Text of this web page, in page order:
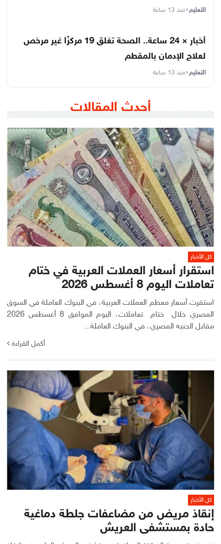
التعليم•منذ 13 ساعة
أخبار × 24 ساعة.. الصحة تغلق 19 مركزًا غير مرخص
لعلاج الإدمان بالمقطم
التعليم•منذ 13 ساعة
أحدث المقالات
كل الأخبار
استقرار أسعار العملات العربية في ختام
تعاملات اليوم 8 أغسطس 2026
استقرت أسعار معظم العملات العربية، في البنوك العاملة في السوق
المصري خلال ختام تعاملات، اليوم الموافق 8 أغسطس 2026
مقابل الجنيه المصري، في البنوك العاملة...
أكمل القراءة
كل الأخبار
إنقاذ مريض من مضاعفات جلطة دماغية
حادة بمستشفى العريش